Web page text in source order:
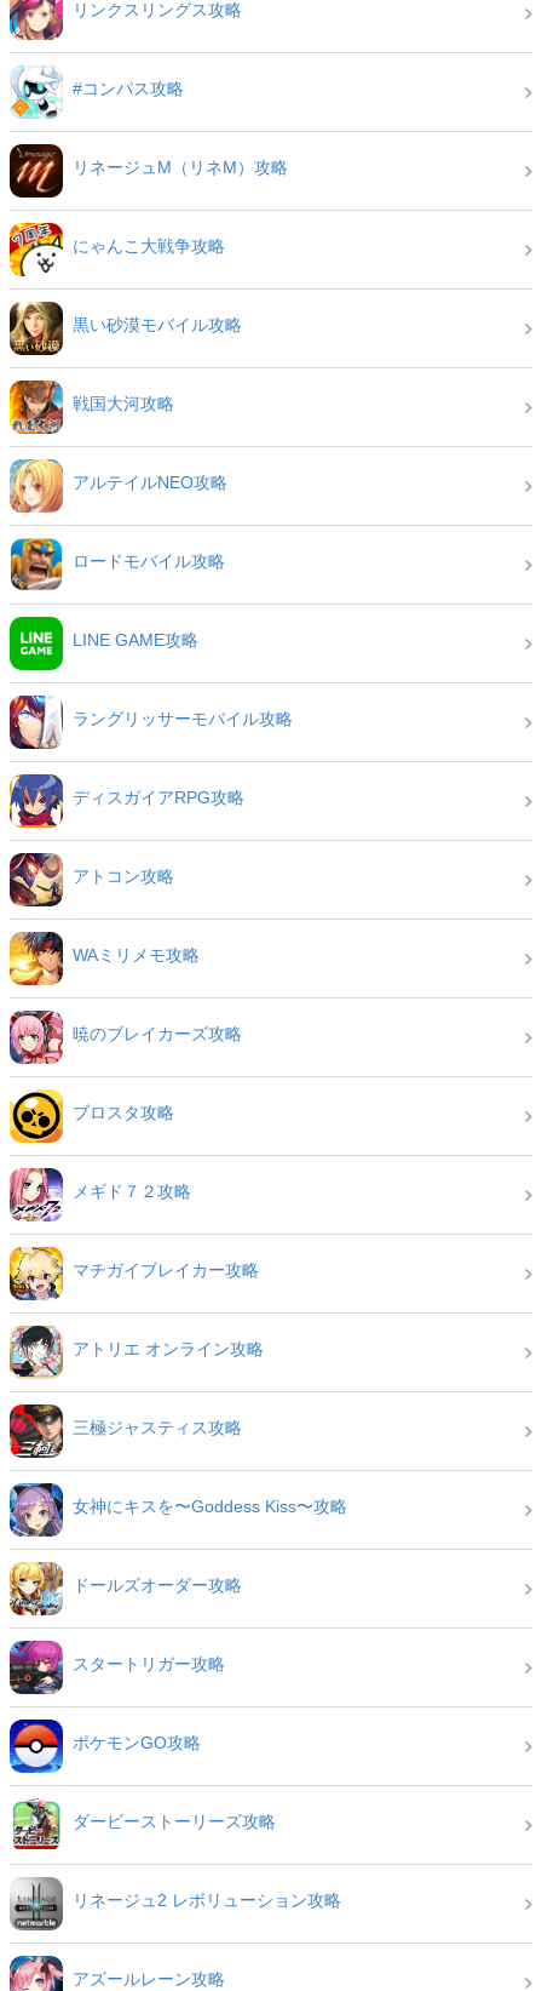
リンクスリングス攻略
#コンパス攻略
リネージュM（リネM）攻略
にゃんこ大戦争攻略
黒い砂漠モバイル攻略
戦国大河攻略
アルテイルNEO攻略
ロードモバイル攻略
LINE GAME攻略
ラングリッサーモバイル攻略
ディスガイアRPG攻略
アトコン攻略
WAミリメモ攻略
暁のブレイカーズ攻略
ブロスタ攻略
メギド７２攻略
マチガイブレイカー攻略
アトリエ オンライン攻略
三極ジャスティス攻略
女神にキスを〜Goddess Kiss〜攻略
ドールズオーダー攻略
スタートリガー攻略
ポケモンGO攻略
ダービーストーリーズ攻略
リネージュ2 レボリューション攻略
アズールレーン攻略